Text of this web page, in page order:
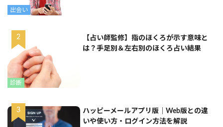
出会い
診断
【占い師監修】指のほくろが示す意味と
は？手足別＆左右別のほくろ占い結果
ハッピーメールアプリ版｜Web版との違
いや使い方・ログイン方法を解説